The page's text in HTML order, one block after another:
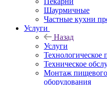
Шаурмичные
Частные кухни
Услуги
Назад
Услуги
Технологическое
Техническое
Монтаж пищевого
оборудования